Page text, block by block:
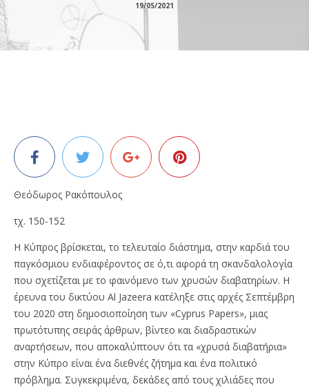
19/05/2021
Θεόδωρος Ρακόπουλος
τχ. 150-152
Η Κύπρος βρίσκεται, το τελευταίο διάστημα, στην καρδιά του
παγκόσμιου ενδιαφέροντος σε ό,τι αφορά τη σκανδαλολογία
που σχετίζεται με το φαινόμενο των χρυσών διαβατηρίων. Η
έρευνα του δικτύου Al Jazeera κατέληξε στις αρχές Σεπτέμβρη
του 2020 στη δημοσιοποίηση των «Cyprus Papers», μιας
πρωτότυπης σειράς άρθρων, βίντεο και διαδραστικών
αναρτήσεων, που αποκαλύπτουν ότι τα «χρυσά διαβατήρια»
στην Κύπρο είναι ένα διεθνές ζήτημα και ένα πολιτικό
πρόβλημα. Συγκεκριμένα, δεκάδες από τους χιλιάδες που